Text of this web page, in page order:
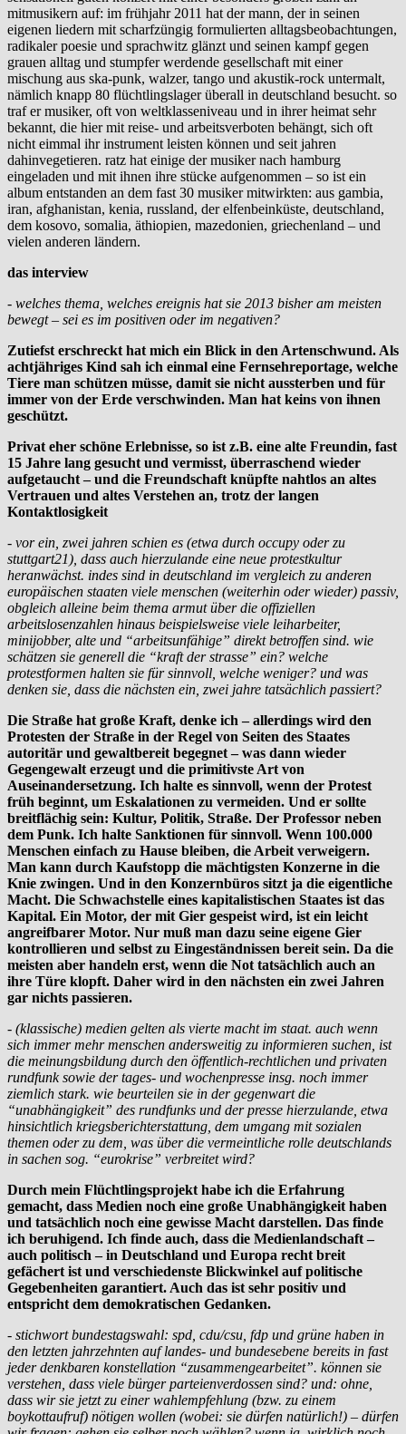
mitmusikern auf: im frühjahr 2011 hat der mann, der in seinen
eigenen liedern mit scharfzüngig formulierten alltagsbeobachtungen,
radikaler poesie und sprachwitz glänzt und seinen kampf gegen
grauen alltag und stumpfer werdende gesellschaft mit einer
mischung aus ska-punk, walzer, tango und akustik-rock untermalt,
nämlich knapp 80 flüchtlingslager überall in deutschland besucht. so
traf er musiker, oft von weltklasseniveau und in ihrer heimat sehr
bekannt, die hier mit reise- und arbeitsverboten behängt, sich oft
nicht eimmal ihr instrument leisten können und seit jahren
dahinvegetieren. ratz hat einige der musiker nach hamburg
eingeladen und mit ihnen ihre stücke aufgenommen – so ist ein
album entstanden an dem fast 30 musiker mitwirkten: aus gambia,
iran, afghanistan, kenia, russland, der elfenbeinküste, deutschland,
dem kosovo, somalia, äthiopien, mazedonien, griechenland – und
vielen anderen ländern.
das interview
- welches thema, welches ereignis hat sie 2013 bisher am meisten
bewegt – sei es im positiven oder im negativen?
Zutiefst erschreckt hat mich ein Blick in den Artenschwund. Als
achtjähriges Kind sah ich einmal eine Fernsehreportage, welche
Tiere man schützen müsse, damit sie nicht aussterben und für
immer von der Erde verschwinden. Man hat keins von ihnen
geschützt.
Privat eher schöne Erlebnisse, so ist z.B. eine alte Freundin, fast
15 Jahre lang gesucht und vermisst, überraschend wieder
aufgetaucht – und die Freundschaft knüpfte nahtlos an altes
Vertrauen und altes Verstehen an, trotz der langen
Kontaktlosigkeit
- vor ein, zwei jahren schien es (etwa durch occupy oder zu
stuttgart21), dass auch hierzulande eine neue protestkultur
heranwächst. indes sind in deutschland im vergleich zu anderen
europäischen staaten viele menschen (weiterhin oder wieder) passiv,
obgleich alleine beim thema armut über die offiziellen
arbeitslosenzahlen hinaus beispielsweise viele leiharbeiter,
minijobber, alte und “arbeitsunfähige” direkt betroffen sind. wie
schätzen sie generell die “kraft der strasse” ein? welche
protestformen halten sie für sinnvoll, welche weniger? und was
denken sie, dass die nächsten ein, zwei jahre tatsächlich passiert?
Die Straße hat große Kraft, denke ich – allerdings wird den
Protesten der Straße in der Regel von Seiten des Staates
autoritär und gewaltbereit begegnet – was dann wieder
Gegengewalt erzeugt und die primitivste Art von
Auseinandersetzung. Ich halte es sinnvoll, wenn der Protest
früh beginnt, um Eskalationen zu vermeiden. Und er sollte
breitflächig sein: Kultur, Politik, Straße. Der Professor neben
dem Punk. Ich halte Sanktionen für sinnvoll. Wenn 100.000
Menschen einfach zu Hause bleiben, die Arbeit verweigern.
Man kann durch Kaufstopp die mächtigsten Konzerne in die
Knie zwingen. Und in den Konzernbüros sitzt ja die eigentliche
Macht. Die Schwachstelle eines kapitalistischen Staates ist das
Kapital. Ein Motor, der mit Gier gespeist wird, ist ein leicht
angreifbarer Motor. Nur muß man dazu seine eigene Gier
kontrollieren und selbst zu Eingeständnissen bereit sein. Da die
meisten aber handeln erst, wenn die Not tatsächlich auch an
ihre Türe klopft. Daher wird in den nächsten ein zwei Jahren
gar nichts passieren.
- (klassische) medien gelten als vierte macht im staat. auch wenn
sich immer mehr menschen andersweitig zu informieren suchen, ist
die meinungsbildung durch den öffentlich-rechtlichen und privaten
rundfunk sowie der tages- und wochenpresse insg. noch immer
ziemlich stark. wie beurteilen sie in der gegenwart die
“unabhängigkeit” des rundfunks und der presse hierzulande, etwa
hinsichtlich kriegsberichterstattung, dem umgang mit sozialen
themen oder zu dem, was über die vermeintliche rolle deutschlands
in sachen sog. “eurokrise” verbreitet wird?
Durch mein Flüchtlingsprojekt habe ich die Erfahrung
gemacht, dass Medien noch eine große Unabhängigkeit haben
und tatsächlich noch eine gewisse Macht darstellen. Das finde
ich beruhigend. Ich finde auch, dass die Medienlandschaft –
auch politisch – in Deutschland und Europa recht breit
gefächert ist und verschiedenste Blickwinkel auf politische
Gegebenheiten garantiert. Auch das ist sehr positiv und
entspricht dem demokratischen Gedanken.
- stichwort bundestagswahl: spd, cdu/csu, fdp und grüne haben in
den letzten jahrzehnten auf landes- und bundesebene bereits in fast
jeder denkbaren konstellation “zusammengearbeitet”. können sie
verstehen, dass viele bürger parteienverdossen sind? und: ohne,
dass wir sie jetzt zu einer wahlempfehlung (bzw. zu einem
boykottaufruf) nötigen wollen (wobei: sie dürfen natürlich!) – dürfen